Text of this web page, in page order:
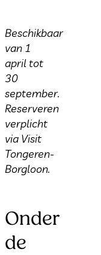
Beschikbaar
van 1
april tot
30
september.
Reserveren
verplicht
via Visit
Tongeren-
Borgloon.
Onder
de